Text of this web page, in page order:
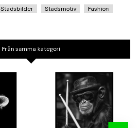
Stadsbilder Stadsmotiv
Fashion
Från samma kategori